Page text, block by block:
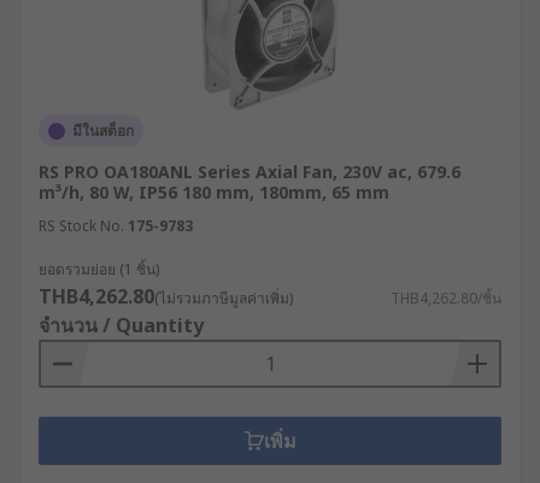
มีในสต็อก
RS PRO OA180ANL Series Axial Fan, 230V ac, 679.6
m³/h, 80 W, IP56 180 mm, 180mm, 65 mm
RS Stock No. 175-9783
ยอดรวมย่อย (1 ชิ้น)
THB4,262.80(ไม่รวมภาษีมูลค่าเพิ่ม) THB4,262.80/ชิ้น
จำนวน / Quantity
เพิ่ม